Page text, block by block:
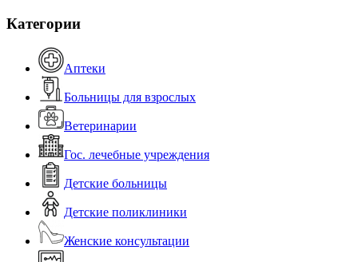
Категории
Аптеки
Больницы для взрослых
Ветеринарии
Гос. лечебные учреждения
Детские больницы
Детские поликлиники
Женские консультации